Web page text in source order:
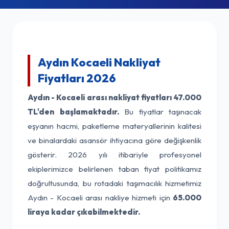
Aydın Kocaeli Nakliyat
Fiyatları 2026
Aydın - Kocaeli arası nakliyat fiyatları 47.000
TL'den başlamaktadır.Bu fiyatlar taşınacak
eşyanın hacmi, paketleme materyallerinin kalitesi
ve binalardaki asansör ihtiyacına göre değişkenlik
gösterir. 2026 yılı itibariyle profesyonel
ekiplerimizce belirlenen taban fiyat politikamız
doğrultusunda, bu rotadaki taşımacılık hizmetimiz
Aydın - Kocaeli arası nakliye hizmeti için 65.000
liraya kadar çıkabilmektedir.